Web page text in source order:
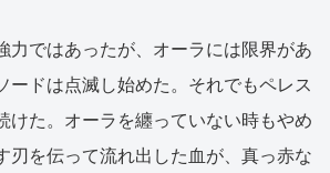
力ではあったが、オーラには限界があ
ードは点滅し始めた。それでもペレス
けた。オーラを纏っていない時もやめ
刃を伝って流れ出した血が、真っ赤な